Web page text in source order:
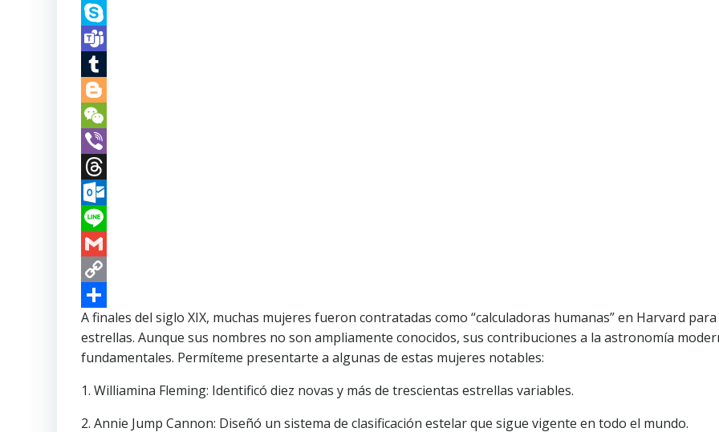
WhatsApp
Skype
Teams
Tumblr
Blogger
WeChat
Viber
Threads
Outlook.com
Line
Gmail
Copy
Link
Compartir
A finales del siglo XIX, muchas mujeres fueron contratadas como “calculadoras humanas” en Harvard
estrellas. Aunque sus nombres no son ampliamente conocidos, sus contribuciones a la astronomía
fundamentales. Permíteme presentarte a algunas de estas mujeres notables:
1. Williamina Fleming: Identificó diez novas y más de trescientas estrellas variables.
2. Annie Jump Cannon: Diseñó un sistema de clasificación estelar que sigue vigente en todo el mundo.